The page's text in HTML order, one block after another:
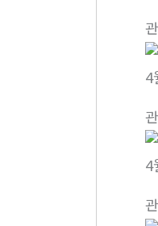
4
4